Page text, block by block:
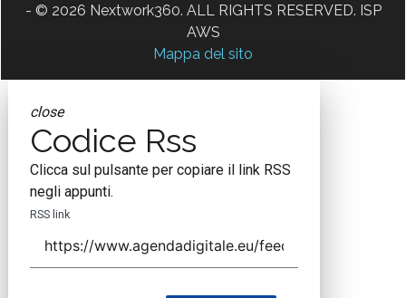
- © 2026 Nextwork360. ALL RIGHTS RESERVED. ISP
AWS
Mappa del sito
close
Codice Rss
Clicca sul pulsante per copiare il link RSS
negli appunti.
RSS link